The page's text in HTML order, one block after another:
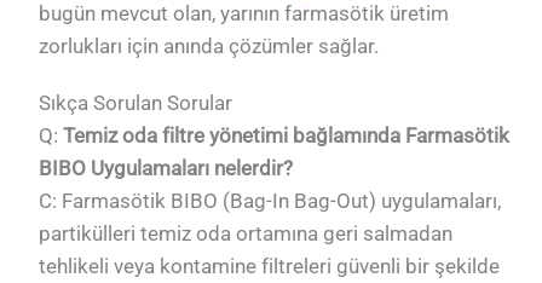
bugün mevcut olan, yarının farmasötik üretim
zorlukları için anında çözümler sağlar.
Sıkça Sorulan Sorular
Q:Temiz oda filtre yönetimi bağlamında Farmasötik
BIBO Uygulamaları nelerdir?
C: Farmasötik BIBO (Bag-In Bag-Out) uygulamaları,
partikülleri temiz oda ortamına geri salmadan
tehlikeli veya kontamine filtreleri güvenli bir şekilde